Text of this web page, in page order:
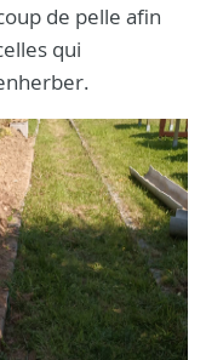
de pelle afin
qui